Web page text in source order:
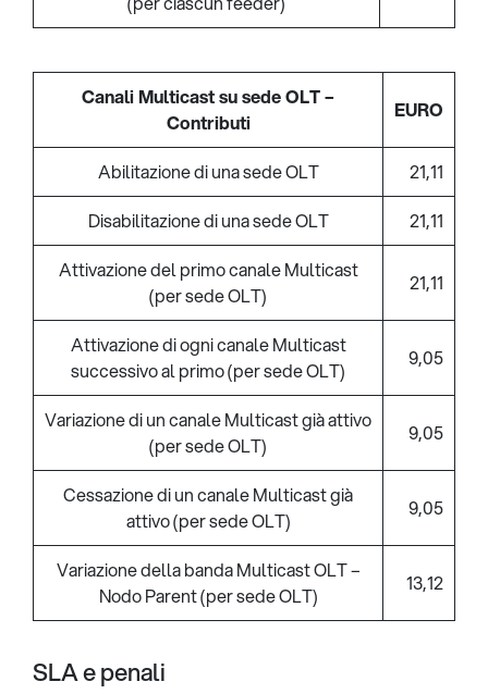
Canali Multicast su sede OLT –
Contributi
EURO
Abilitazione di una sede OLT
21,11
Disabilitazione di una sede OLT
21,11
Attivazione del primo canale Multicast
(per sede OLT)
21,11
Attivazione di ogni canale Multicast
successivo al primo (per sede OLT)
9,05
Variazione di un canale Multicast già attivo
(per sede OLT)
9,05
Cessazione di un canale Multicast già
attivo (per sede OLT)
9,05
Variazione della banda Multicast OLT –
Nodo Parent (per sede OLT)
13,12
SLA e penali